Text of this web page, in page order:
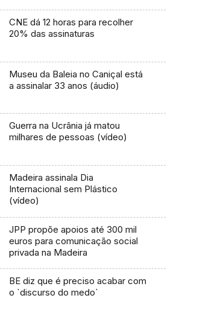
CNE dá 12 horas para recolher
20% das assinaturas
Museu da Baleia no Caniçal está
a assinalar 33 anos (áudio)
Guerra na Ucrânia já matou
milhares de pessoas (vídeo)
Madeira assinala Dia
Internacional sem Plástico
(vídeo)
JPP propõe apoios até 300 mil
euros para comunicação social
privada na Madeira
BE diz que é preciso acabar com
o `discurso do medo`